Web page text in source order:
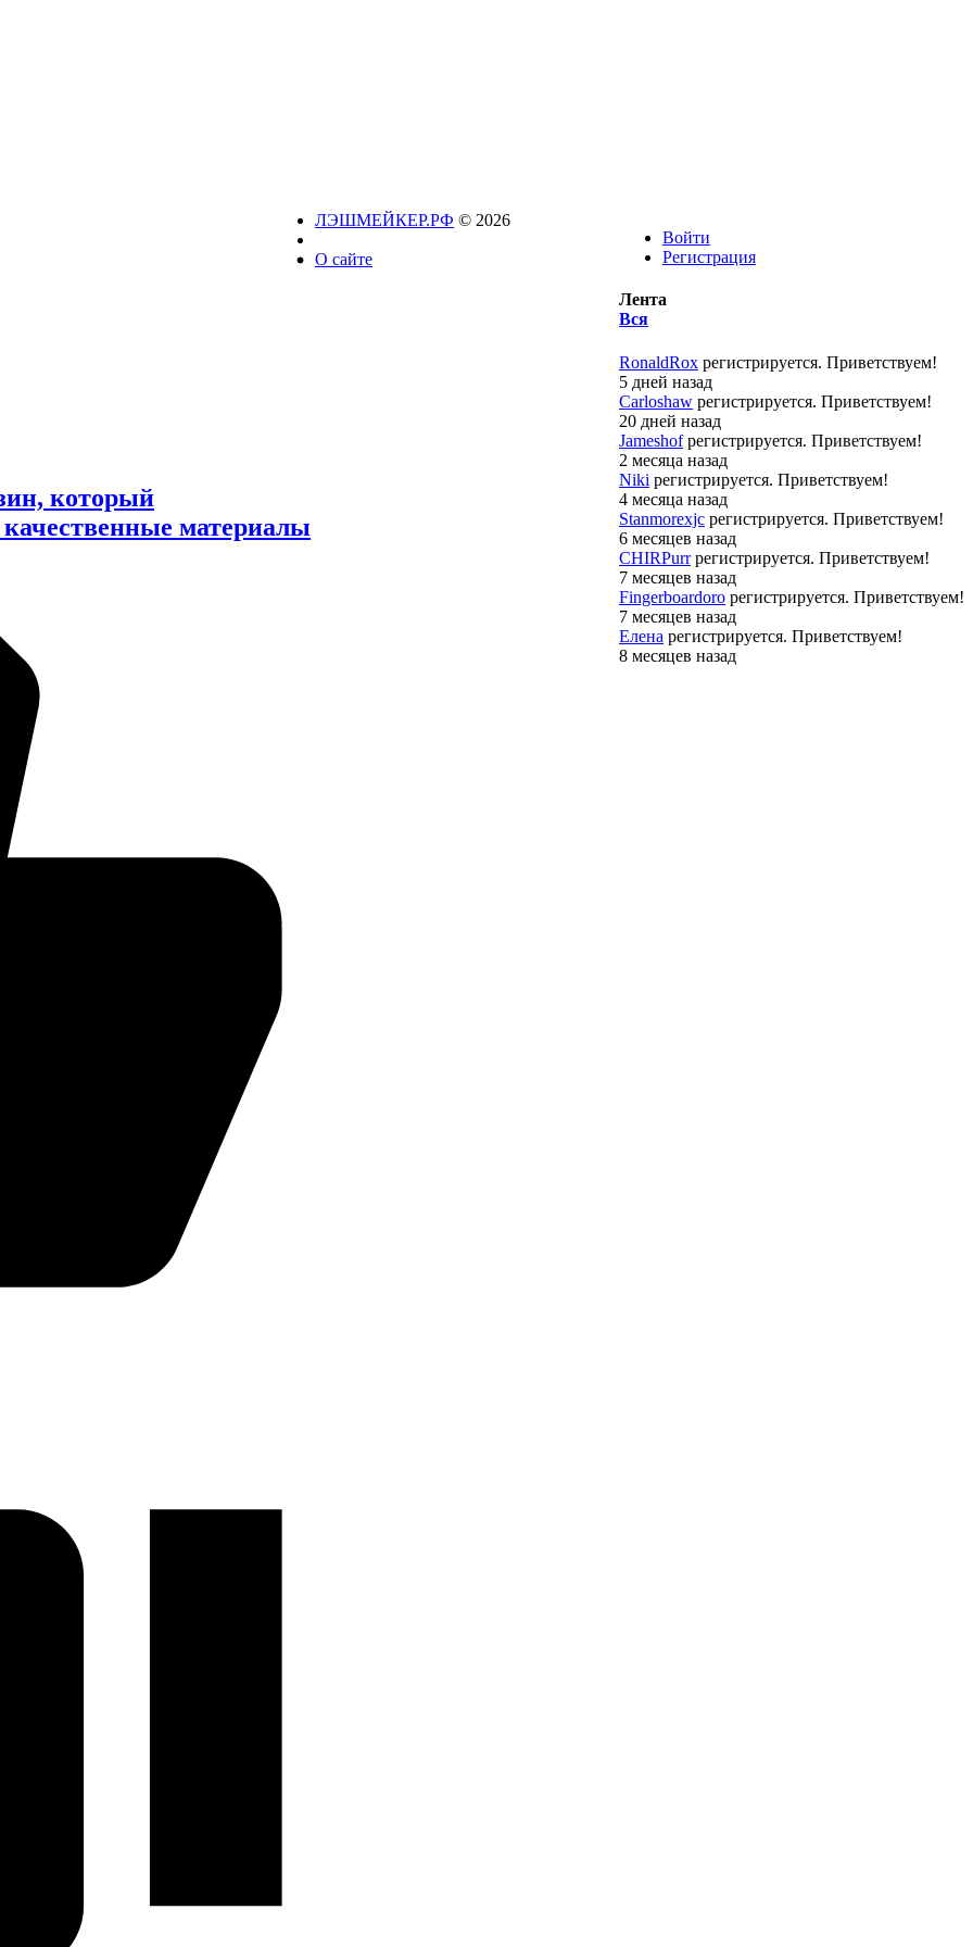
который
качественные материалы
Войти
Регистрация
Лента
Вся
RonaldRox регистрируется. Приветствуем!
5 дней назад
Carloshaw регистрируется. Приветствуем!
20 дней назад
Jameshofрегистрируется. Приветствуем!
2 месяца назад
Niki регистрируется. Приветствуем!
4 месяца назад
Stanmorexjc регистрируется. Приветствуем!
6 месяцев назад
CHIRPurrрегистрируется. Приветствуем!
7 месяцев назад
Fingerboardoro регистрируется. Приветствуем!
7 месяцев назад
Елена регистрируется. Приветствуем!
8 месяцев назад
ЛЭШМЕЙКЕР.РФ © 2026
О сайте